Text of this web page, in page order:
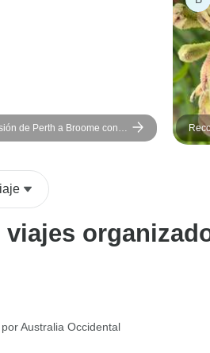
de Perth a Broome con
Arrecife Ningaloo,
Australia Occidental